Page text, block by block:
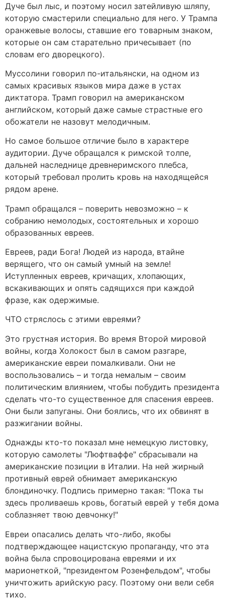
Дуче был лыс, и поэтому носил затейливую шляпу,
которую смастерили специально для него. У Трампа
оранжевые волосы, ставшие его товарным знаком,
которые он сам старательно причесывает (по
словам его дворецкого).
Муссолини говорил по-итальянски, на одном из
самых красивых языков мира даже в устах
диктатора. Трамп говорил на американском
английском, который даже самые страстные его
обожатели не назовут мелодичным.
Но самое большое отличие было в характере
аудитории. Дуче обращался к римской толпе,
дальней наследнице древнеримского плебса,
который требовал пролить кровь на находящейся
рядом арене.
Трамп обращался – поверить невозможно – к
собранию немолодых, состоятельных и хорошо
образованных евреев.
Евреев, ради Бога! Людей из народа, втайне
верящего, что он самый умный на земле!
Иступленных евреев, кричащих, хлопающих,
вскакивающих и опять садящихся при каждой
фразе, как одержимые.
ЧТО стряслось с этими евреями?
Это грустная история. Во время Второй мировой
войны, когда Холокост был в самом разгаре,
американские евреи помалкивали. Они не
воспользовались – и тогда немалым – своим
политическим влиянием, чтобы побудить президента
сделать что-то существенное для спасения евреев.
Они были запуганы. Они боялись, что их обвинят в
разжигании войны.
Однажды кто-то показал мне немецкую листовку,
которую самолеты "Люфтваффе" сбрасывали на
американские позиции в Италии. На ней жирный
противный еврей обнимает американскую
блондиночку. Подпись примерно такая: "Пока ты
здесь проливаешь кровь, богатый еврей у тебя дома
соблазняет твою девчонку!"
Евреи опасались делать что-либо, якобы
подтверждающее нацистскую пропаганду, что эта
война была спровоцирована евреями и их
марионеткой, "президентом Розенфельдом", чтобы
уничтожить арийскую расу. Поэтому они вели себя
тихо.